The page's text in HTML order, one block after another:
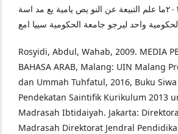
سالة العليية: ۲۰۱٦۲۰۱٥ما علم التبيعة عن النو يص يامية يع مد اسة
واحد ليرجو جامعة الحكومية سييا امع
Rosyidi, Abdul, Wahab, 2009. MEDIA
BAHASA ARAB, Malang: UIN Malang
dan Ummah Tuhfatul, 2016, Buku
Pendekatan Saintifik Kurikulum 2013
Madrasah Ibtidaiyah. Jakarta:
Madrasah Direktorat Jendral